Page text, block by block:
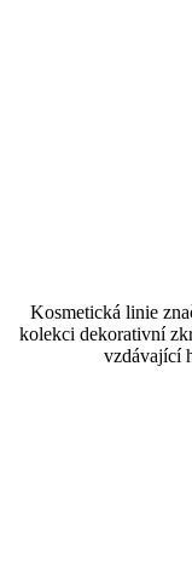
Kosmetická linie
kolekci dekorativní
vzdávající